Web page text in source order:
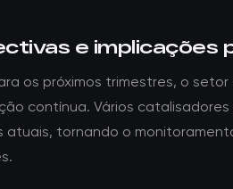
e implicações
os próximos trimestres, o
contínua. Vários
atuais, tornando o